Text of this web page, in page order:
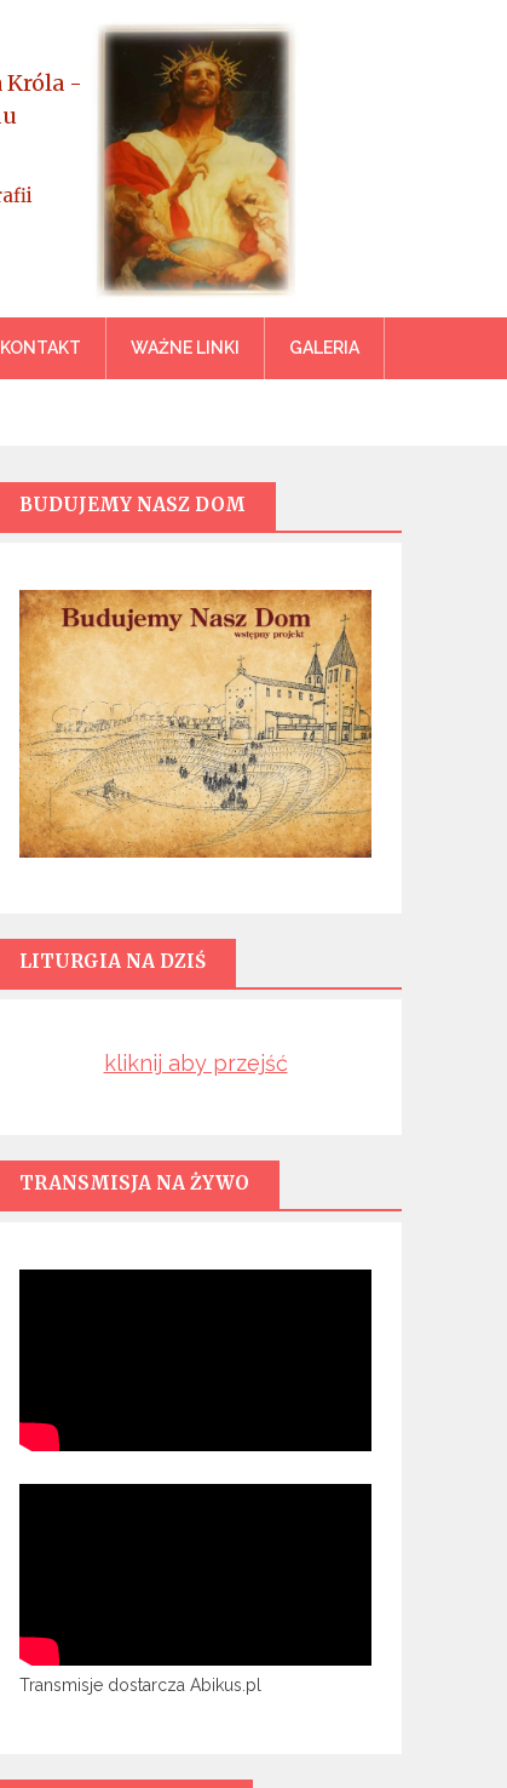
Króla -
WAŻNE LINKI GALERIA
BUDUJEMY NASZ DOM
LITURGIA NA DZIŚ
kliknij aby przejść
TRANSMISJA NA ŻYWO
Transmisje dostarcza Abikus.pl